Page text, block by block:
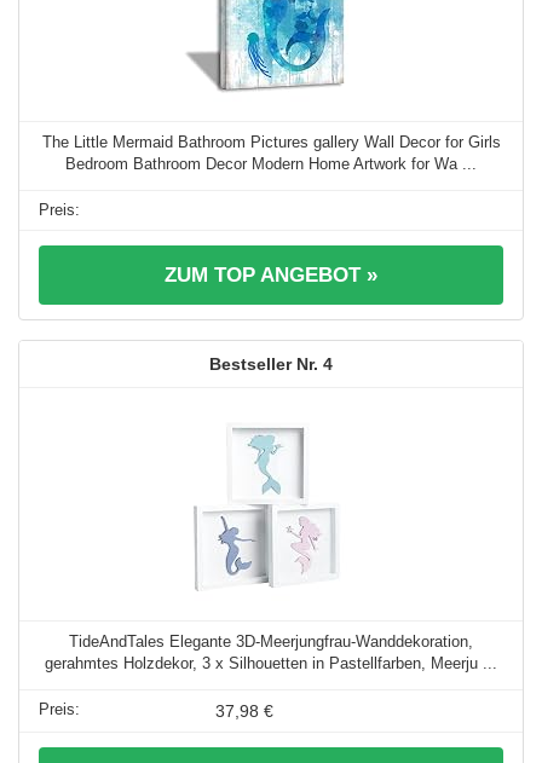
The Little Mermaid Bathroom Pictures gallery Wall Decor for Girls
Bedroom Bathroom Decor Modern Home Artwork for Wa ...
ZUM TOP ANGEBOT »
4
TideAndTales Elegante 3D-Meerjungfrau-Wanddekoration,
gerahmtes Holzdekor, 3 x Silhouetten in Pastellfarben, Meerju ...
37,98 €